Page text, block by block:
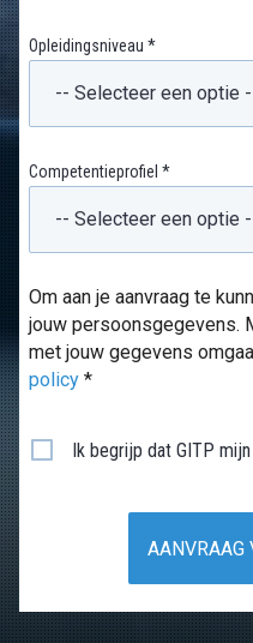
Opleidingsniveau *
Competentieprofiel *
Om aan je aanvraag te
jouw persoonsgegevens.
met jouw gegevens
policy *
Ik begrijp dat GITP
AANVRAAG